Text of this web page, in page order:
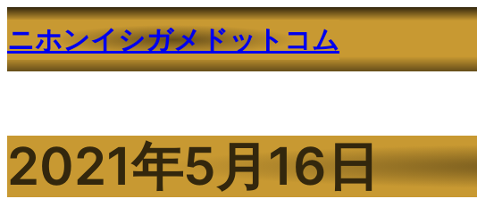
内
容
を
ッ
プ
ニホンイシガメドットコム
2021年5月16日